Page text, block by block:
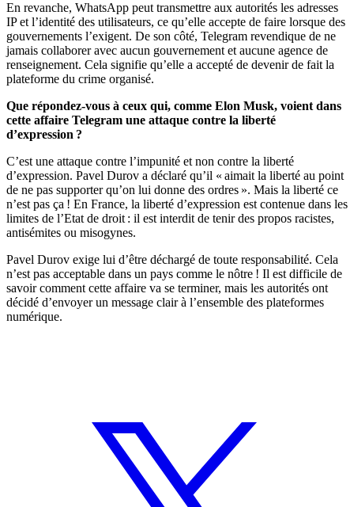
En revanche, WhatsApp peut transmettre aux autorités les adresses
IP et l’identité des utilisateurs, ce qu’elle accepte de faire lorsque des
gouvernements l’exigent. De son côté, Telegram revendique de ne
jamais collaborer avec aucun gouvernement et aucune agence de
renseignement. Cela signifie qu’elle a accepté de devenir de fait la
plateforme du crime organisé.
Que répondez-vous à ceux qui, comme Elon Musk, voient dans
cette affaire Telegram une attaque contre la liberté
d’expression ?
C’est une attaque contre l’impunité et non contre la liberté
d’expression. Pavel Durov a déclaré qu’il « aimait la liberté au point
de ne pas supporter qu’on lui donne des ordres ». Mais la liberté ce
n’est pas ça ! En France, la liberté d’expression est contenue dans les
limites de l’Etat de droit : il est interdit de tenir des propos racistes,
antisémites ou misogynes.
Pavel Durov exige lui d’être déchargé de toute responsabilité. Cela
n’est pas acceptable dans un pays comme le nôtre ! Il est difficile de
savoir comment cette affaire va se terminer, mais les autorités ont
décidé d’envoyer un message clair à l’ensemble des plateformes
numérique.